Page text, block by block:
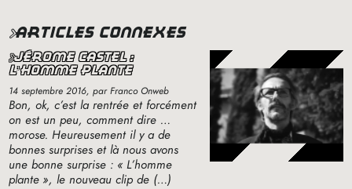
articles connexes
jérôme castel :
l’homme plante
14 septembre 2016, par Franco Onweb
Bon, ok, c’est la rentrée et forcément
on est un peu, comment dire …
morose. Heureusement il y a de
bonnes surprises et là nous avons
une bonne surprise : « L’homme
plante », le nouveau clip de (…)